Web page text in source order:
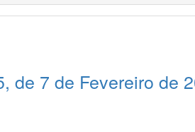
de 7 de Fevereiro de